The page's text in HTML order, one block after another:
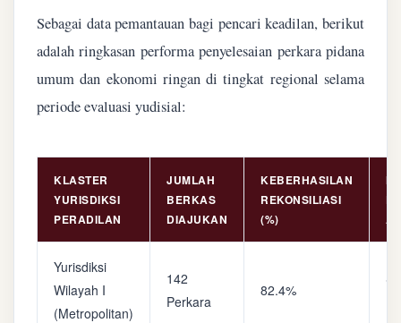
Sebagai data pemantauan bagi pencari keadilan, berikut
adalah ringkasan performa penyelesaian perkara pidana
umum dan ekonomi ringan di tingkat regional selama
periode evaluasi yudisial:
KLASTER
YURISDIKSI
PERADILAN
JUMLAH
BERKAS
DIAJUKAN
KEBERHASILAN
REKONSILIASI
(%)
Yurisdiksi
Wilayah I
(Metropolitan)
142
Perkara
82.4%